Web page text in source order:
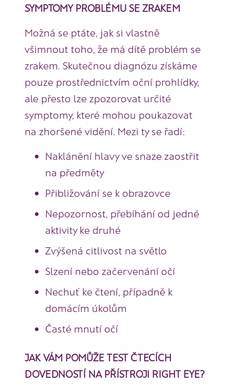
SYMPTOMY PROBLÉMU SE ZRAKEM
Možná se ptáte, jak si vlastně
všimnout toho, že má dítě problém se
zrakem. Skutečnou diagnózu získáme
pouze prostřednictvím oční prohlídky,
ale přesto lze zpozorovat určité
symptomy, které mohou poukazovat
na zhoršené vidění. Mezi ty se řadí:
Naklánění hlavy ve snaze zaostřit
na předměty
Přibližování se k obrazovce
Nepozornost, přebíhání od jedné
aktivity ke druhé
Zvýšená citlivost na světlo
Slzení nebo začervenání očí
Nechuť ke čtení, případně k
domácím úkolům
Časté mnutí očí
JAK VÁM POMŮŽE TEST ČTECÍCH
DOVEDNOSTÍ NA PŘÍSTROJI RIGHT EYE?